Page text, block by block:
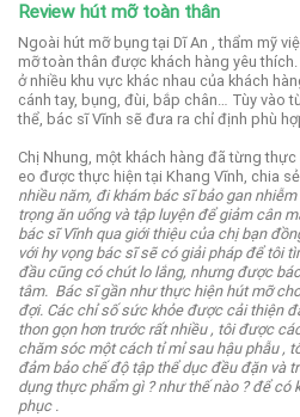
Review hút mỡ toàn thân
Ngoài hút mỡ bụng tại Dĩ An , thẩm mỹ
mỡ toàn thân được khách hàng yêu thích.
ở nhiều khu vực khác nhau của khách
cánh tay, bụng, đùi, bắp chân… Tùy vào
thể, bác sĩ Vĩnh sẽ đưa ra chỉ định phù
Chị Nhung, một khách hàng đã từng
eo được thực hiện tại Khang Vĩnh, chia
nhiều năm, đi khám bác sĩ bảo gan
trọng ăn uống và tập luyện để giảm cân
bác sĩ Vĩnh qua giới thiệu của chị bạn
với hy vọng bác sĩ sẽ có giải pháp để tôi
đầu cũng có chút lo lắng, nhưng được
tâm. Bác sĩ gần như thực hiện hút mỡ
đợi. Các chỉ số sức khỏe được cải thiện
thon gọn hơn trước rất nhiều , tôi được
chăm sóc một cách tỉ mỉ sau hậu phẫu ,
đảm bảo chế độ tập thể dục đều đặn và
dụng thực phẩm gì ? như thế nào ? để có
phục .